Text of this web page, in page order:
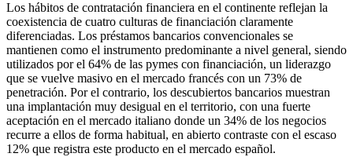
Los hábitos de contratación financiera en el continente reflejan la
coexistencia de cuatro culturas de financiación claramente
diferenciadas. Los préstamos bancarios convencionales se
mantienen como el instrumento predominante a nivel general, siendo
utilizados por el 64% de las pymes con financiación, un liderazgo
que se vuelve masivo en el mercado francés con un 73% de
penetración. Por el contrario, los descubiertos bancarios muestran
una implantación muy desigual en el territorio, con una fuerte
aceptación en el mercado italiano donde un 34% de los negocios
recurre a ellos de forma habitual, en abierto contraste con el escaso
12% que registra este producto en el mercado español.